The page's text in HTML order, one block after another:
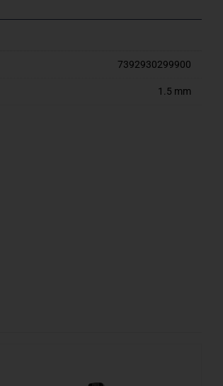
7392930299900
1.5 mm